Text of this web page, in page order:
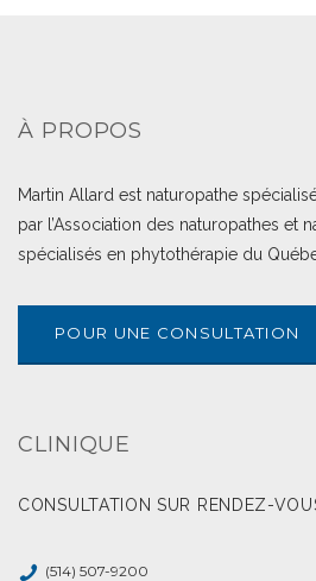
À PROPOS
Martin Allard est naturopathe
par l’Association des naturopathes et
spécialisés en phytothérapie du
POUR UNE CONSULTATION
CLINIQUE
CONSULTATION SUR RENDEZ-
(514) 507-9200